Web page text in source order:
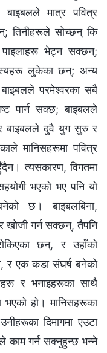
मात्र पवित्र
तिनीहरूले सोच्छन् कि
पाइलाहरू भेट्न सक्छन्;
लुकेका छन्; अन्य
परमेश्‍वरका सबै
पार्न सक्छ; बाइबलले
र बाइबलले दुवै युग सुरु र
मानिसहरूमा पवित्र
त्यसकारण, विगतमा
भएको भए पनि यो
छ। बाइबलबिना,
खोजी गर्न सक्छन्, तैपनि
छन्, र उहाँको
र एक कडा संघर्ष बनेको
र भनाइहरूका साथै
भएको हो। मानिसहरूका
दिमागमा एउटा
काम गर्न सक्नुहुन्छ भन्ने